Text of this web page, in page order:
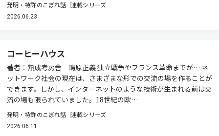
発明・特許のこぼれ話 連載シリーズ
2026.06.23
コーヒーハウス
著者：熟成考房舎 鴫原正義 独立戦争やフランス革命までが… ネ
ットワーク社会の現在は、さまざまな形での交流の場を作ることが
できます。しかし、インターネットのような技術が生まれる前は交
流の場も限られていました。18世紀の欧…
発明・特許のこぼれ話 連載シリーズ
2026.06.11